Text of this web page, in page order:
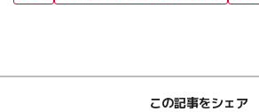
この記事をシェア